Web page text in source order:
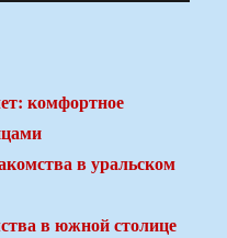
комфортное
в уральском
в южной столице